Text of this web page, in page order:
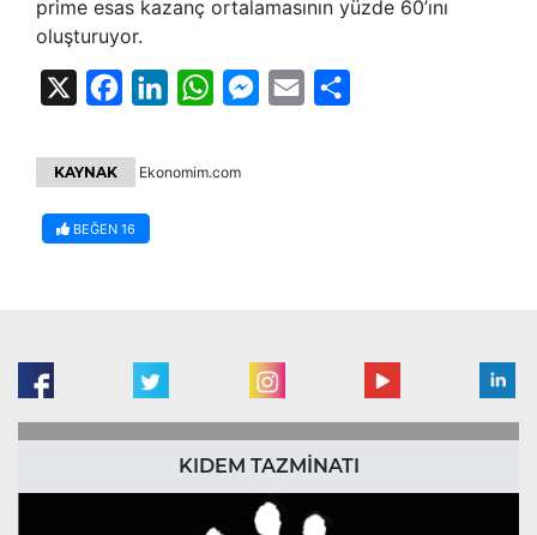
prime esas kazanç ortalamasının yüzde 60’ını
oluşturuyor.
FacebookLinkedInWhatsAppMessenger
Email
KAYNAK Ekonomim.com
BEĞEN 16
KIDEM TAZMİNATI